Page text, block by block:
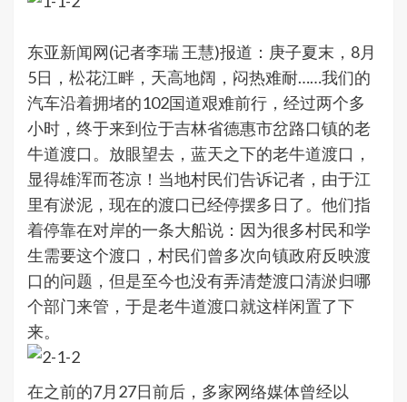
东亚新闻网(记者李瑞 王慧)报道：庚子夏末，8月
5日，松花江畔，天高地阔，闷热难耐……我们的
汽车沿着拥堵的102国道艰难前行，经过两个多
小时，终于来到位于吉林省德惠市岔路口镇的老
牛道渡口。放眼望去，蓝天之下的老牛道渡口，
显得雄浑而苍凉！当地村民们告诉记者，由于江
里有淤泥，现在的渡口已经停摆多日了。他们指
着停靠在对岸的一条大船说：因为很多村民和学
生需要这个渡口，村民们曾多次向镇政府反映渡
口的问题，但是至今也没有弄清楚渡口清淤归哪
个部门来管，于是老牛道渡口就这样闲置了下
来。
在之前的7月27日前后，多家网络媒体曾经以